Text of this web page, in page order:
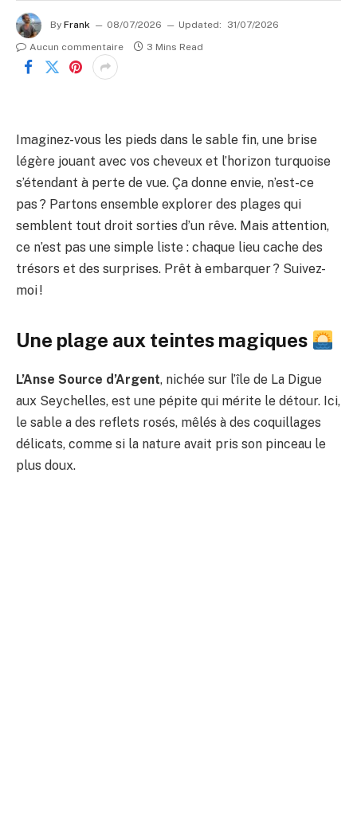
By Frank 08/07/2026 Updated:
31/07/2026
Aucun commentaire
3 Mins Read
Imaginez-vous les pieds dans le sable fin, une brise
légère jouant avec vos cheveux et l’horizon turquoise
s’étendant à perte de vue. Ça donne envie, n’est-ce
pas ? Partons ensemble explorer des plages qui
semblent tout droit sorties d’un rêve. Mais attention,
ce n’est pas une simple liste : chaque lieu cache des
trésors et des surprises. Prêt à embarquer ? Suivez-
moi !
Une plage aux teintes magiques
L’Anse Source d’Argent, nichée sur l’île de La Digue
aux Seychelles, est une pépite qui mérite le détour. Ici,
le sable a des reflets rosés, mêlés à des coquillages
délicats, comme si la nature avait pris son pinceau le
plus doux.